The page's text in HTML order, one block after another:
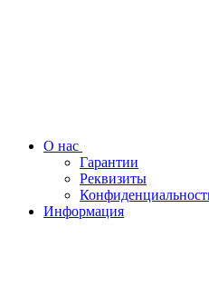
О нас
Гарантии
Реквизиты
Информация